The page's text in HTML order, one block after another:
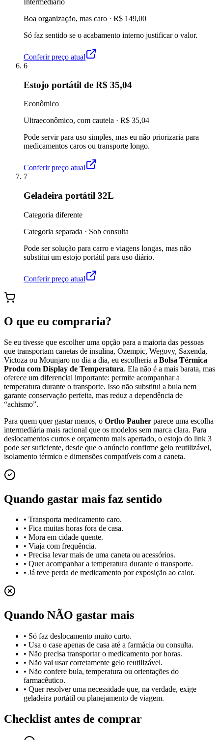
Intermediário
Boa organização, mas caro · R$ 149,00
Só faz sentido se o acabamento interno justificar o valor.
Conferir preço atual
6
Estojo portátil de R$ 35,04
Econômico
Ultraeconômico, com cautela · R$ 35,04
Pode servir para uso simples, mas eu não priorizaria para
medicamentos caros ou transporte longo.
Conferir preço atual
7
Geladeira portátil 32L
Categoria diferente
Categoria separada · Sob consulta
Pode ser solução para carro e viagens longas, mas não
substitui um estojo portátil para uso diário.
Conferir preço atual
O que eu compraria?
Se eu tivesse que escolher uma opção para a maioria das pessoas
que transportam canetas de insulina, Ozempic, Wegovy, Saxenda,
Victoza ou Mounjaro no dia a dia, eu escolheria a Bolsa Térmica
Produ com Display de Temperatura. Ela não é a mais barata, mas
oferece um diferencial importante: permite acompanhar a
temperatura durante o transporte. Isso não substitui a bula nem
garante conservação perfeita, mas reduz a dependência de
“achismo”.
Para quem quer gastar menos, o Ortho Pauher parece uma escolha
intermediária mais racional que os modelos sem marca clara. Para
deslocamentos curtos e orçamento mais apertado, o estojo do link 3
pode ser suficiente, desde que o anúncio confirme gelo reutilizável,
isolamento térmico e dimensões compatíveis com a caneta.
Quando gastar mais faz sentido
• Transporta medicamento caro.
• Fica muitas horas fora de casa.
• Mora em cidade quente.
• Viaja com frequência.
• Precisa levar mais de uma caneta ou acessórios.
• Quer acompanhar a temperatura durante o transporte.
• Já teve perda de medicamento por exposição ao calor.
Quando NÃO gastar mais
• Só faz deslocamento muito curto.
• Usa o case apenas de casa até a farmácia ou consulta.
• Não precisa transportar o medicamento por horas.
• Não vai usar corretamente gelo reutilizável.
• Não confere bula, temperatura ou orientações do
farmacêutico.
• Quer resolver uma necessidade que, na verdade, exige
geladeira portátil ou planejamento de viagem.
Checklist antes de comprar